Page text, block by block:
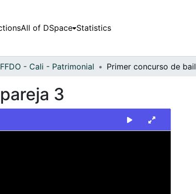
All of DSpace Statistics
FFDO - Cali - Patrimonial
3